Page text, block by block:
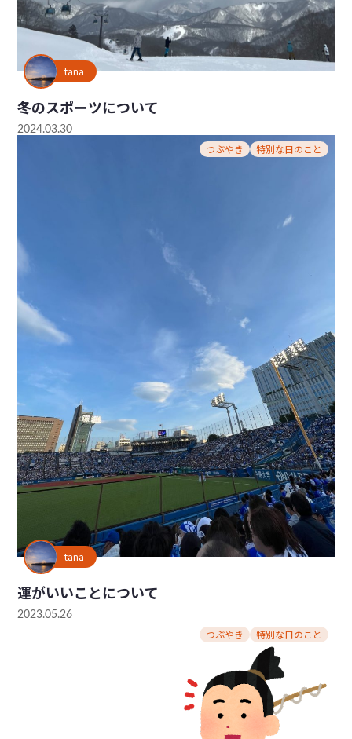
tana
冬のスポーツについて
2024.03.30
つぶやき 特別な日のこと
tana
運がいいことについて
2023.05.26
つぶやき 特別な日のこと